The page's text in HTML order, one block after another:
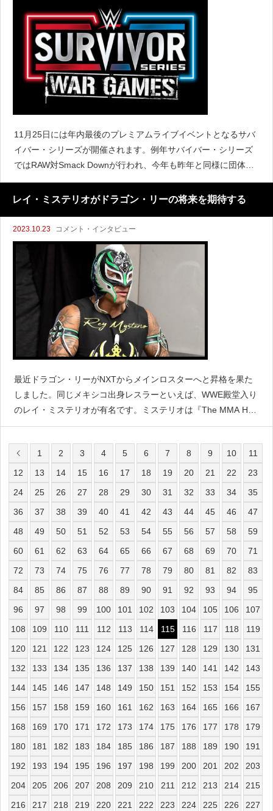
11月25日には年内最後のプレミアムライブイベントとなるサバ
イバー・シリーズが開催されます。例年サバイバー・シリーズ
ではRAW対Smack Downが行われ、今年も昨年と同様に団体戦
となるウォー・ゲームズが行われる予定です。しかしレスリン
グオブザーバーのデイブ・メルツァーによると、W
レイ・ミステリオがドラゴン・リーの将来を期待する
2023.10.23 コメント・インタビュー
最近ドラゴン・リーがNXTからメインロスターへと昇格を果た
しました。同じメキシコ出身レスラーといえば、WWE殿堂入り
のレイ・ミステリオが有名です。ミステリオは『The MMA Hou
r』に出演し、ドラゴン・リーは自身のマネではなく独自路線を
1
2 3 4 5 6 7 8 9 10
11
12
13 14 15 16 17 18 19 20 21 22
23
24
25 26 27 28 29 30 31 32 33 34
35
36
37 38 39 40 41 42 43 44 45 46
47
48
49 50 51 52 53 54 55 56 57 58
59
60
61 62 63 64 65 66 67 68 69 70
71
72
73 74 75 76 77 78 79 80 81 82
83
84
85 86 87 88 89 90 91 92 93 94
95
96
97 98 99 100 101 102 103 104 105 106
107
108
109 110 111 112 113 114 115 116 117 118
119
120
121 122 123 124 125 126 127 128 129 130
131
132
133 134 135 136 137 138 139 140 141 142
143
144
145 146 147 148 149 150 151 152 153 154
155
156
157 158 159 160 161 162 163 164 165 166
167
168
169 170 171 172 173 174 175 176 177 178
179
180
181 182 183 184 185 186 187 188 189 190
191
192
193 194 195 196 197 198 199 200 201 202
203
204
205 206 207 208 209 210 211 212 213 214
215
216
217 218 219 220 221 222 223 224 225 226
227